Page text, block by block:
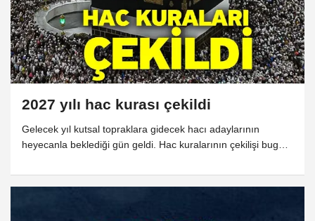
2027 yılı hac kurası çekildi
Gelecek yıl kutsal topraklara gidecek hacı adaylarının
heyecanla beklediği gün geldi. Hac kuralarının çekilişi bugün
20.00'de e-devlet üzerinden duyurulacak.